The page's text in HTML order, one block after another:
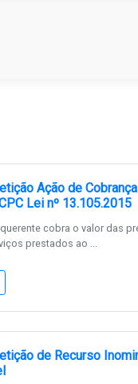
Ação de
Lei nº 13.105.2015
cobra o valor das
prestados ao ...
de Recurso